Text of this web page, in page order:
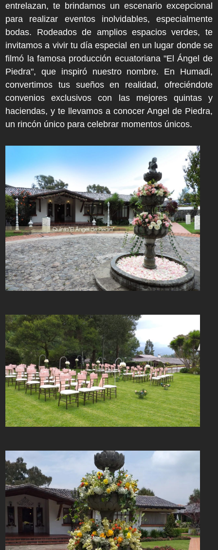
entrelazan, te brindamos un escenario excepcional
para realizar eventos inolvidables, especialmente
bodas. Rodeados de amplios espacios verdes, te
invitamos a vivir tu día especial en un lugar donde se
filmó la famosa producción ecuatoriana "El Ángel de
Piedra", que inspiró nuestro nombre. En Humadi,
convertimos tus sueños en realidad, ofreciéndote
convenios exclusivos con las mejores quintas y
haciendas, y te llevamos a conocer Angel de Piedra,
un rincón único para celebrar momentos únicos.